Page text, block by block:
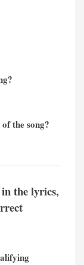
the song?
the lyrics,